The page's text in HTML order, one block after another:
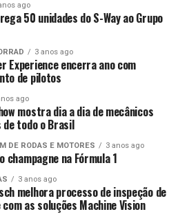
ago
50 unidades do S-Way ao Grupo
3 anos ago
Experience encerra ano com
de pilotos
ago
mostra dia a dia de mecânicos
todo o Brasil
DE RODAS E MOTORES 3 anos ago
champagne na Fórmula 1
3 anos ago
melhora processo de inspeção de
com as soluções Machine Vision